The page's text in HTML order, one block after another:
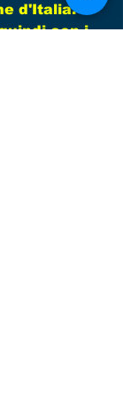
d'Italia.
con i